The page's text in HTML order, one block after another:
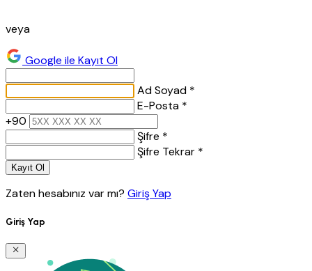
veya
Google ile Kayıt Ol
Ad Soyad *
E-Posta *
+90
Şifre *
Şifre Tekrar *
Kayıt Ol
Zaten hesabınız var mı? Giriş Yap
Giriş Yap